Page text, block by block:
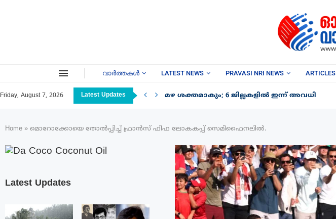
വാർത്തകൾ LATEST NEWS PRAVASI NRI NEWS ARTICLES
Friday, August 7, 2026 Latest Updates മഴ ശക്തമാകും; 6 ജില്ലകളിൽ ഇന്ന് അവധി
Home » മൊറോക്കോയെ തോൽപ്പിച്ച് ഫ്രാൻസ് ഫിഫ ലോകകപ്പ് സെമിഫൈനലിൽ.
Latest Updates